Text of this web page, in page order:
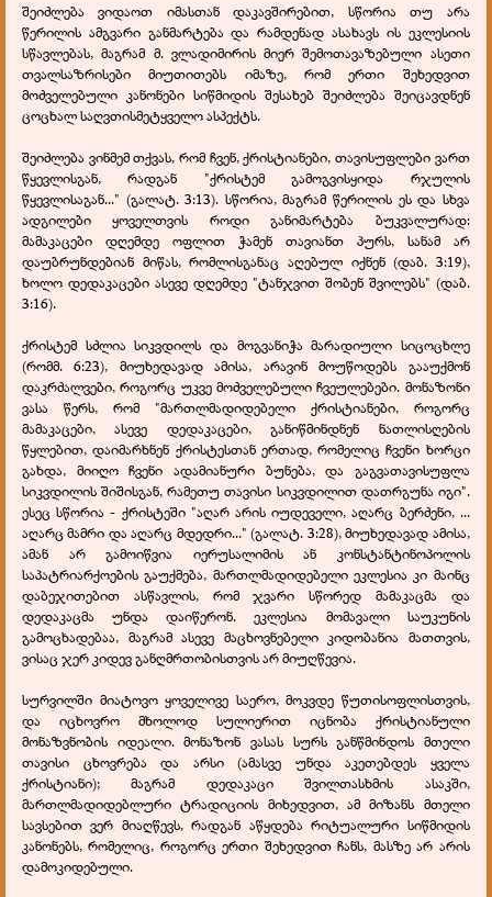
შეიძლება ვიდაოთ იმასთან დაკავშირებით, სწორია თუ არა
წერილის ამგვარი განმარტება და რამდენად ასახავს ის ეკლესიის
სწავლებას, მაგრამ მ. ვლადიმირის მიერ შემოთავაზებული ასეთი
თვალსაზრისები მიუთითებს იმაზე, რომ ერთი შეხედვით
მოძველებული კანონები სიწმიდის შესახებ შეიძლება შეიცავდნენ
ცოცხალ საღვთისმეტყველო ასპექტს.
შეიძლება ვინმემ თქვას, რომ ჩვენ, ქრისტიანები, თავისუფლები ვართ
წყევლისგან, რადგან "ქრისტემ გამოგვისყიდა რჯულის
წყევლისაგან..." (გალატ. 3:13). სწორია, მაგრამ წერილის ეს და სხვა
ადგილები ყოველთვის როდი განიმარტება ბუკვალურად:
მამაკაცები დღემდე ოფლით ჭამენ თავიანთ პურს, სანამ არ
დაუბრუნდებიან მიწას, რომლისგანაც აღებულ იქნენ (დაბ. 3:19),
ხოლო დედაკაცები ასევე დღემდე "ტანჯვით შობენ შვილებს" (დაბ.
3:16).
ქრისტემ სძლია სიკვდილს და მოგვანიჭა მარადიული სიცოცხლე
(რომმ. 6:23), მიუხედავად ამისა, არავინ მოუწოდებს გააუქმონ
დაკრძალვები, როგორც უკვე მოძველებული ჩვეულებები. მონაზონი
ვასა წერს, რომ "მართლმადიდებელი ქრისტიანები, როგორც
მამაკაცები, ასევე დედაკაცები, განიწმინდნენ ნათლისღების
წყლებით, დაიმარხნენ ქრისტესთან ერთად, რომელიც ჩვენი ხორცი
გახდა, მიიღო ჩვენი ადამიანური ბუნება, და გაგვათავისუფლა
სიკვდილის შიშისგან, რამეთუ თავისი სიკვდილით დათრგუნა იგი".
ესეც სწორია - ქრისტეში "აღარ არის იუდეველი, აღარც ბერძენი, ...
აღარც მამრი და აღარც მდედრი..." (გალატ. 3:28), მიუხედავად ამისა,
ამან არ გამოიწვია იერუსალიმის ან კონსტანტინოპოლის
საპატრიარქოების გაუქმება, მართლმადიდებელი ეკლესია კი მაინც
დაბეჯითებით ასწავლის, რომ ჯვარი სწორედ მამაკაცმა და
დედაკაცმა უნდა დაიწერონ. ეკლესია მომავალი საუკუნის
გამოცხადებაა, მაგრამ ასევე მაცხოვნებელი კიდობანია მათთვის,
ვისაც ჯერ კიდევ განღმრთობისთვის არ მიუღწევია.
სურვილში მიატოვო ყოველივე საერო, მოკვდე წუთისოფლისთვის,
და იცხოვრო მხოლოდ სულიერით იცნობა ქრისტიანული
მონაზვნობის იდეალი. მონაზონ ვასას სურს განწმინდოს მთელი
თავისი ცხოვრება და არსი (ამასვე უნდა აკეთებდეს ყველა
ქრისტიანი); მაგრამ დედაკაცი შვილთასხმის ასაკში,
მართლმადიდებლური ტრადიციის მიხედვით, ამ მიზანს მთელი
სავსებით ვერ მიაღწევს, რადგან აწყდება რიტუალური სიწმიდის
კანონებს, რომელიც, როგორც ერთი შეხედვით ჩანს, მასზე არ არის
დამოკიდებული.